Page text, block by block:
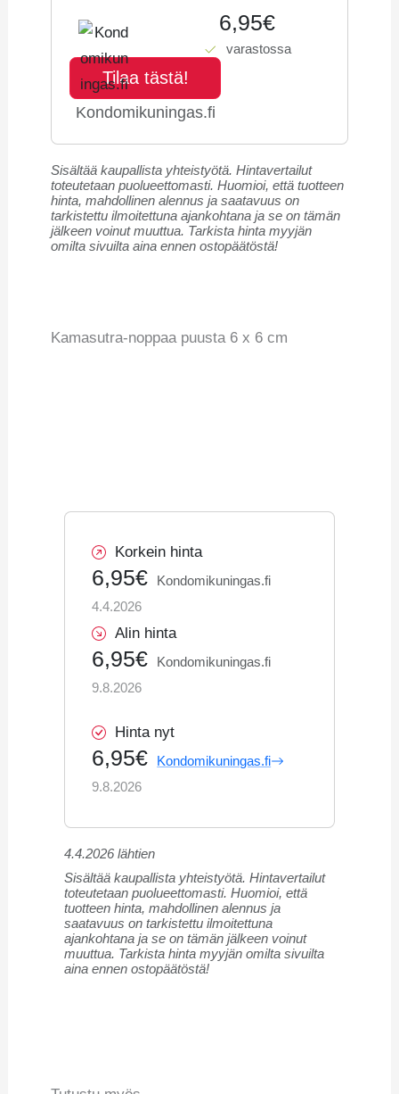
cm
6,95€
varastossa
Tilaa tästä!
Kondomikuningas.fi
Sisältää kaupallista yhteistyötä. Hintavertailut
toteutetaan puolueettomasti. Huomioi, että tuotteen
hinta, mahdollinen alennus ja saatavuus on
tarkistettu ilmoitettuna ajankohtana ja se on tämän
jälkeen voinut muuttua. Tarkista hinta myyjän
omilta sivuilta aina ennen ostopäätöstä!
Kamasutra-noppaa puusta 6 x 6 cm
Korkein hinta
6,95€
Kondomikuningas.fi
4.4.2026
Alin hinta
6,95€
Kondomikuningas.fi
9.8.2026
Hinta nyt
6,95€
Kondomikuningas.fi
9.8.2026
4.4.2026 lähtien
Sisältää kaupallista yhteistyötä. Hintavertailut
toteutetaan puolueettomasti. Huomioi, että
tuotteen hinta, mahdollinen alennus ja
saatavuus on tarkistettu ilmoitettuna
ajankohtana ja se on tämän jälkeen voinut
muuttua. Tarkista hinta myyjän omilta sivuilta
aina ennen ostopäätöstä!